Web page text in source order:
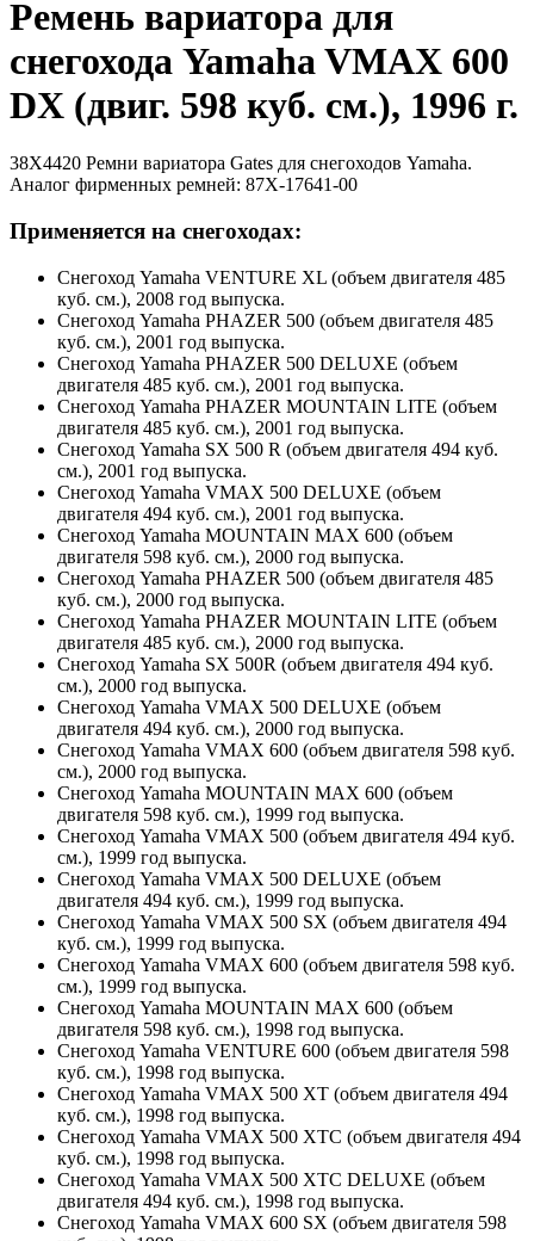
Ремень вариатора для
снегохода Yamaha VMAX 600
DX (двиг. 598 куб. см.), 1996 г.
38X4420 Ремни вариатора Gates для снегоходов Yamaha.
Аналог фирменных ремней: 87X-17641-00
Применяется на снегоходах:
Снегоход Yamaha VENTURE XL (объем двигателя 485
куб. см.), 2008 год выпуска.
Снегоход Yamaha PHAZER 500 (объем двигателя 485
куб. см.), 2001 год выпуска.
Снегоход Yamaha PHAZER 500 DELUXE (объем
двигателя 485 куб. см.), 2001 год выпуска.
Снегоход Yamaha PHAZER MOUNTAIN LITE (объем
двигателя 485 куб. см.), 2001 год выпуска.
Снегоход Yamaha SX 500 R (объем двигателя 494 куб.
см.), 2001 год выпуска.
Снегоход Yamaha VMAX 500 DELUXE (объем
двигателя 494 куб. см.), 2001 год выпуска.
Снегоход Yamaha MOUNTAIN MAX 600 (объем
двигателя 598 куб. см.), 2000 год выпуска.
Снегоход Yamaha PHAZER 500 (объем двигателя 485
куб. см.), 2000 год выпуска.
Снегоход Yamaha PHAZER MOUNTAIN LITE (объем
двигателя 485 куб. см.), 2000 год выпуска.
Снегоход Yamaha SX 500R (объем двигателя 494 куб.
см.), 2000 год выпуска.
Снегоход Yamaha VMAX 500 DELUXE (объем
двигателя 494 куб. см.), 2000 год выпуска.
Снегоход Yamaha VMAX 600 (объем двигателя 598 куб.
см.), 2000 год выпуска.
Снегоход Yamaha MOUNTAIN MAX 600 (объем
двигателя 598 куб. см.), 1999 год выпуска.
Снегоход Yamaha VMAX 500 (объем двигателя 494 куб.
см.), 1999 год выпуска.
Снегоход Yamaha VMAX 500 DELUXE (объем
двигателя 494 куб. см.), 1999 год выпуска.
Снегоход Yamaha VMAX 500 SX (объем двигателя 494
куб. см.), 1999 год выпуска.
Снегоход Yamaha VMAX 600 (объем двигателя 598 куб.
см.), 1999 год выпуска.
Снегоход Yamaha MOUNTAIN MAX 600 (объем
двигателя 598 куб. см.), 1998 год выпуска.
Снегоход Yamaha VENTURE 600 (объем двигателя 598
куб. см.), 1998 год выпуска.
Снегоход Yamaha VMAX 500 XT (объем двигателя 494
куб. см.), 1998 год выпуска.
Снегоход Yamaha VMAX 500 XTC (объем двигателя 494
куб. см.), 1998 год выпуска.
Снегоход Yamaha VMAX 500 XTC DELUXE (объем
двигателя 494 куб. см.), 1998 год выпуска.
Снегоход Yamaha VMAX 600 SX (объем двигателя 598